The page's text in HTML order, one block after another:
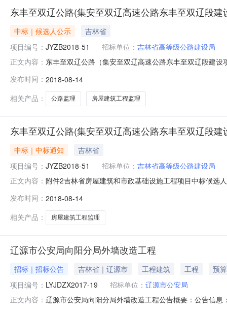
东丰至双辽公路(集安至双辽高速公路东丰至双辽段
中标｜候选人公示
吉林省
项目编号： JYZB2018-51 招标单位： 吉林省高等级公路建设局
正文内容： 东丰至双辽公路（集安至双辽高速公路东丰至双辽段建
段房屋建筑工程）施工DSJ13标段项目编号JYZB2018-
米投标最
发布时间： 2018-08-14
相关产品：
公路监理 房屋建筑工程监理
东丰至双辽公路(集安至双辽高速公路东丰至双辽段
中标｜中标通知
吉林省
项目编号： JYZB2018-51 招标单位： 吉林省高等级公路建设局
正文内容： 附件2吉林省房屋建筑和市政基础设施工程项目中标候选
价781612元开标日期2018年8月10日开标地点辽源市政
质量工期（交货
发布时间： 2018-08-14
相关产品：
房屋建筑工程监理
辽源市公安局向阳分局外墙改造工程
招标｜招标公告 吉林省｜辽源市 工程建筑 工程
预
项目编号： LYJDZX2017-19 招标单位： 辽源市公安局
正文内容： 辽源市公安局向阳分局外墙改造工程公告概要：公告信